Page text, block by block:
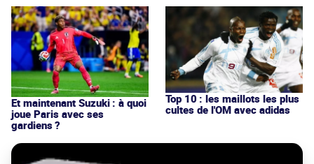
Et maintenant Suzuki : à quoi
joue Paris avec ses
gardiens ?
Top 10 : les maillots les plus
cultes de l'OM avec adidas